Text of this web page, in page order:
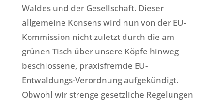
Waldes und der Gesellschaft. Dieser
allgemeine Konsens wird nun von der EU-
Kommission nicht zuletzt durch die am
grünen Tisch über unsere Köpfe hinweg
beschlossene, praxisfremde EU-
Entwaldungs-Verordnung aufgekündigt.
Obwohl wir strenge gesetzliche Regelungen